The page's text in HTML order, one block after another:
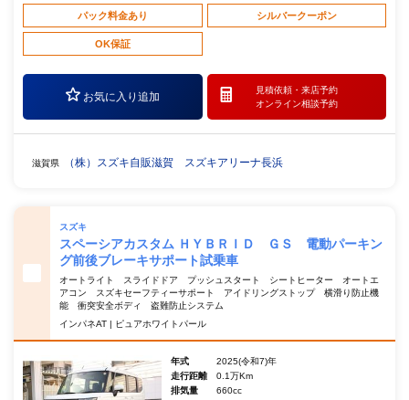
パック料金あり シルバークーポン
OK保証
お気に入り追加
見積依頼・ 来店予約
オンライン相談予約
滋賀県 （株）スズキ自販滋賀 スズキアリーナ長浜
スズキ
スペーシアカスタム ＨＹＢＲＩＤ ＧＳ 電動パーキン
グ前後ブレーキサポート試乗車
オートライト スライドドア プッシュスタート シートヒーター オートエ
アコン スズキセーフティーサポート アイドリングストップ 横滑り防止機
能 衝突安全ボディ 盗難防止システム
インパネAT | ピュアホワイトパール
年式
2025(令和7)年
走行距離
0.1万Km
排気量
660cc